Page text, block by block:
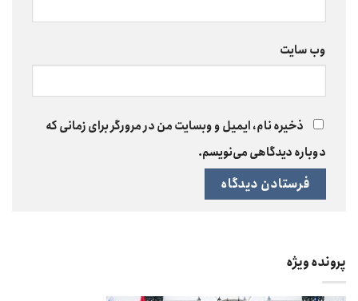
وب‌ سایت
ذخیره نام، ایمیل و وبسایت من در مرورگر برای زمانی که
دوباره دیدگاهی می‌نویسم.
پرونده ویژه